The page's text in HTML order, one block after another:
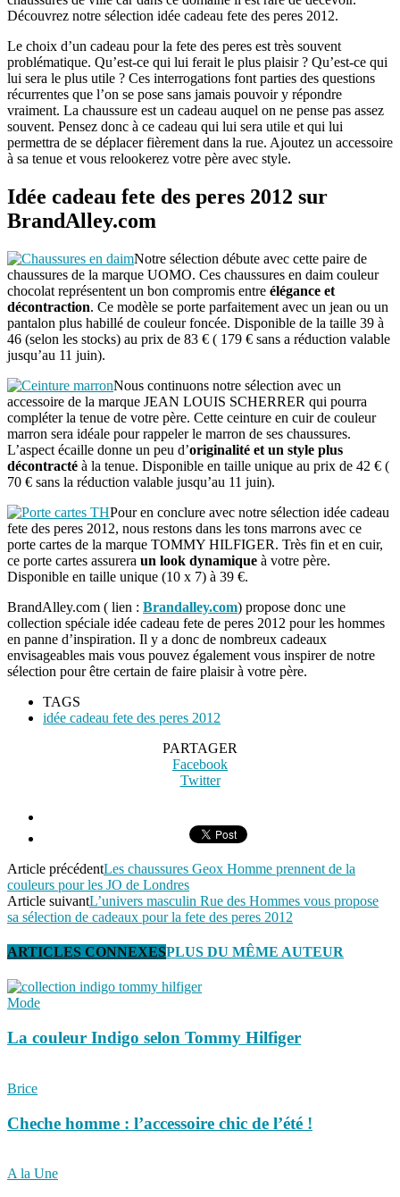
Découvrez notre sélection idée cadeau fete des peres 2012.
Le choix d’un cadeau pour la fete des peres est très souvent
problématique. Qu’est-ce qui lui ferait le plus plaisir ? Qu’est-ce qui
lui sera le plus utile ? Ces interrogations font parties des questions
récurrentes que l’on se pose sans jamais pouvoir y répondre
vraiment. La chaussure est un cadeau auquel on ne pense pas assez
souvent. Pensez donc à ce cadeau qui lui sera utile et qui lui
permettra de se déplacer fièrement dans la rue. Ajoutez un accessoire
à sa tenue et vous relookerez votre père avec style.
Idée cadeau fete des peres 2012 sur
BrandAlley.com
Notre sélection débute avec cette paire de
chaussures de la marque UOMO. Ces chaussures en daim couleur
chocolat représentent un bon compromis entre élégance et
décontraction. Ce modèle se porte parfaitement avec un jean ou un
pantalon plus habillé de couleur foncée. Disponible de la taille 39 à
46 (selon les stocks) au prix de 83 € ( 179 € sans a réduction valable
jusqu’au 11 juin).
Nous continuons notre sélection avec un
accessoire de la marque JEAN LOUIS SCHERRER qui pourra
compléter la tenue de votre père. Cette ceinture en cuir de couleur
marron sera idéale pour rappeler le marron de ses chaussures.
L’aspect écaille donne un peu d’originalité et un style plus
décontracté à la tenue. Disponible en taille unique au prix de 42 € (
70 € sans la réduction valable jusqu’au 11 juin).
Pour en conclure avec notre sélection idée cadeau
fete des peres 2012, nous restons dans les tons marrons avec ce
porte cartes de la marque TOMMY HILFIGER. Très fin et en cuir,
ce porte cartes assurera un look dynamique à votre père.
Disponible en taille unique (10 x 7) à 39 €.
BrandAlley.com ( lien : Brandalley.com) propose donc une
collection spéciale idée cadeau fete de peres 2012 pour les hommes
en panne d’inspiration. Il y a donc de nombreux cadeaux
envisageables mais vous pouvez également vous inspirer de notre
sélection pour être certain de faire plaisir à votre père.
TAGS
idée cadeau fete des peres 2012
PARTAGER
Facebook
Twitter
Article précédentLes chaussures Geox Homme prennent de la
couleurs pour les JO de Londres
Article suivantL’univers masculin Rue des Hommes vous propose
sa sélection de cadeaux pour la fete des peres 2012
ARTICLES CONNEXESPLUS DU MÊME AUTEUR
Mode
La couleur Indigo selon Tommy Hilfiger
Brice
Cheche homme : l’accessoire chic de l’été !
A la Une